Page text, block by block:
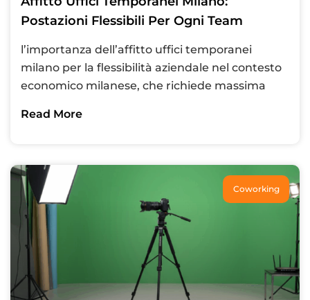
Postazioni Flessibili Per Ogni Team
l’importanza dell’affitto uffici temporanei
milano per la flessibilità aziendale nel contesto
economico milanese, che richiede massima
Read More
Coworking